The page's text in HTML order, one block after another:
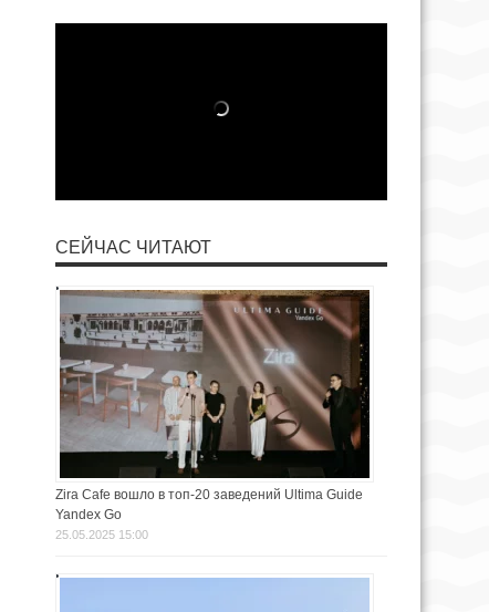
СЕЙЧАС ЧИТАЮТ
Zira Cafe вошло в топ-20 заведений Ultima Guide
Yandex Go
25.05.2025 15:00